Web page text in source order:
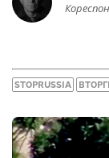
STOPRUSSIA